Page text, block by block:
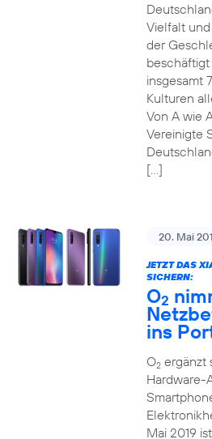
Vielfalt
der
insgesamt
Kulturen
Von A wie
Vereinigte
[…]
20. Mai
JETZT DAS
SICHERN:
O2
ins
O2ergänzt
Hardware-
Mai 2019